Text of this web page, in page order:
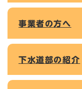
事業者の方へ
下水道部の紹介